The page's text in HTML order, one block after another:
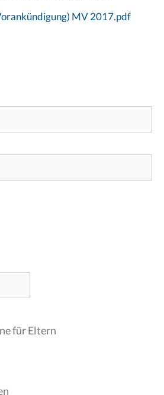
MV 2017.pdf
für Eltern